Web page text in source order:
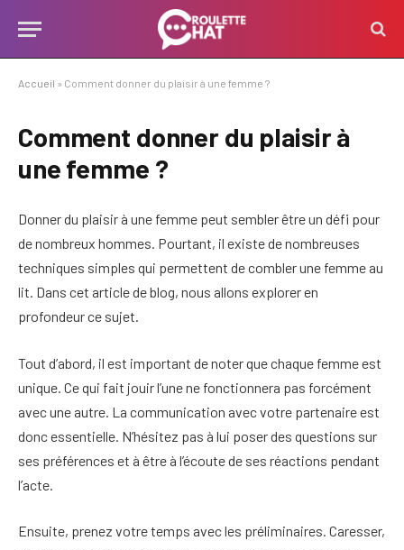
Accueil » Comment donner du plaisir à une femme ?
Comment donner du plaisir à
une femme ?
Donner du plaisir à une femme peut sembler être un défi pour
de nombreux hommes. Pourtant, il existe de nombreuses
techniques simples qui permettent de combler une femme au
lit. Dans cet article de blog, nous allons explorer en
profondeur ce sujet.
Tout d’abord, il est important de noter que chaque femme est
unique. Ce qui fait jouir l’une ne fonctionnera pas forcément
avec une autre. La communication avec votre partenaire est
donc essentielle. N’hésitez pas à lui poser des questions sur
ses préférences et à être à l’écoute de ses réactions pendant
l’acte.
Ensuite, prenez votre temps avec les préliminaires. Caresser,